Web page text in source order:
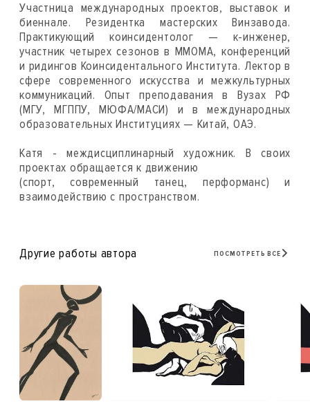
Участница международных проектов, выставок и
биеннале. Резидентка мастерских Винзавода.
Практикующий коинсидентолог — к-инженер,
участник четырех сезонов в ММОМА, конференций
и ридингов Коинсидентального Института. Лектор в
сфере современного искусства и межкультурных
коммуникаций. Опыт преподавания в Вузах РФ
(МГУ, МГППУ, МЮФА/МАСИ) и в международных
образовательных Институциях — Китай, ОАЭ.
Катя - междисциплинарный художник. В своих
проектах обращается к движению
(спорт, современный танец, перформанс) и
взаимодействию с пространством.
Другие работы автора ПОСМОТРЕТЬ ВСЕ